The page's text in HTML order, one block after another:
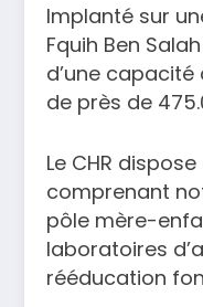
Implanté sur
Fquih Ben
d’une
de près de
Le CHR
comprenant
pôle mère-
laboratoires
rééducation